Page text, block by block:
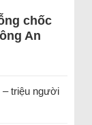
chốc
An
– triệu người